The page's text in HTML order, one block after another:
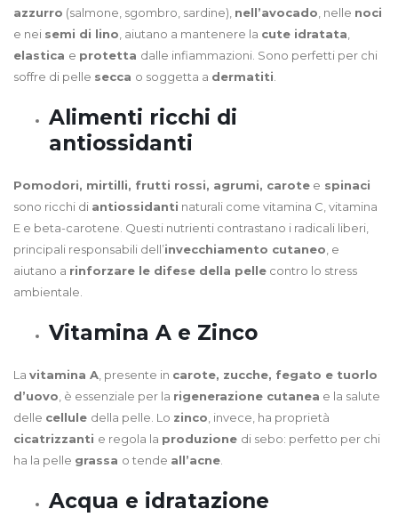
azzurro (salmone, sgombro, sardine), nell’avocado , nelle noci
e nei semi di lino , aiutano a mantenere la cute idratata
elastica e protetta dalle infiammazioni. Sono perfetti per chi
soffre di pelle secca o soggetta a dermatiti
Alimenti ricchi di
antiossidanti
Pomodori, mirtilli, frutti rossi, agrumi, carote e spinaci
sono ricchi di antiossidanti naturali come vitamina C, vitamina
E e beta-carotene. Questi nutrienti contrastano i radicali liberi,
principali responsabili dell’invecchiamento cutaneo , e
aiutano a rinforzare le difese della pelle contro lo stress
ambientale.
Vitamina A e Zinco
La vitamina A , presente in carote, zucche, fegato e tuorlo
d’uovo , è essenziale per la rigenerazione cutanea e la salute
delle cellule della pelle. Lo zinco , invece, ha proprietà
cicatrizzanti e regola la produzione di sebo: perfetto per chi
ha la pelle grassa o tende all’acne
Acqua e idratazione